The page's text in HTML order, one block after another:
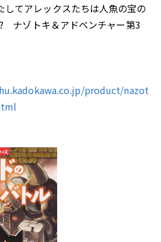
してアレックスたちは人魚の宝の
ナゾトキ＆アドベンチャー第3
product/nazot